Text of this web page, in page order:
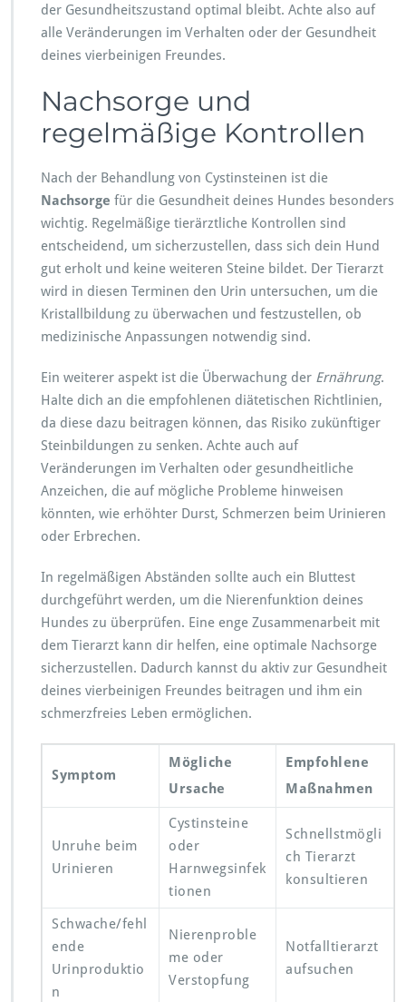
der Gesundheitszustand optimal bleibt. Achte also auf
alle Veränderungen im Verhalten oder der Gesundheit
deines vierbeinigen Freundes.
Nachsorge und
regelmäßige Kontrollen
Nach der Behandlung von Cystinsteinen ist die
Nachsorge für die Gesundheit deines Hundes besonders
wichtig. Regelmäßige tierärztliche Kontrollen sind
entscheidend, um sicherzustellen, dass sich dein Hund
gut erholt und keine weiteren Steine bildet. Der Tierarzt
wird in diesen Terminen den Urin untersuchen, um die
Kristallbildung zu überwachen und festzustellen, ob
medizinische Anpassungen notwendig sind.
Ein weiterer aspekt ist die Überwachung der Ernährung.
Halte dich an die empfohlenen diätetischen Richtlinien,
da diese dazu beitragen können, das Risiko zukünftiger
Steinbildungen zu senken. Achte auch auf
Veränderungen im Verhalten oder gesundheitliche
Anzeichen, die auf mögliche Probleme hinweisen
könnten, wie erhöhter Durst, Schmerzen beim Urinieren
oder Erbrechen.
In regelmäßigen Abständen sollte auch ein Bluttest
durchgeführt werden, um die Nierenfunktion deines
Hundes zu überprüfen. Eine enge Zusammenarbeit mit
dem Tierarzt kann dir helfen, eine optimale Nachsorge
sicherzustellen. Dadurch kannst du aktiv zur Gesundheit
deines vierbeinigen Freundes beitragen und ihm ein
schmerzfreies Leben ermöglichen.
Symptom
Mögliche
Ursache
Empfohlene
Maßnahmen
Unruhe beim
Urinieren
Cystinsteine
oder
Harnwegsinfek
tionen
Schnellstmögli
ch Tierarzt
konsultieren
Schwache/fehl
ende
Urinproduktio
n
Nierenproble
me oder
Verstopfung
Notfalltierarzt
aufsuchen